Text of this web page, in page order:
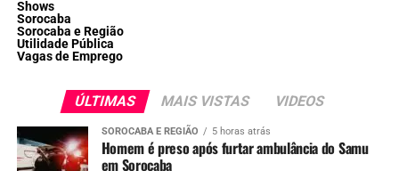
Shows
Sorocaba
Sorocaba e Região
Utilidade Pública
Vagas de Emprego
ÚLTIMAS MAIS VISTAS VIDEOS
SOROCABA E REGIÃO 5 horas atrás
Homem é preso após furtar ambulância do Samu
em Sorocaba